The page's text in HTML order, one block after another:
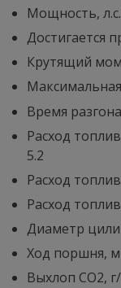
Мощность,
Достигается
Крутящий
Время
Расход
5.2
Расход
Расход
Диaметр
Ход поршня,
Выхлоп CO2,